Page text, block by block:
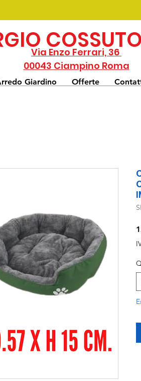
Giardino Offerte
COSSUTO
Via Enzo Ferrari, 36
00043 Ciampino Roma